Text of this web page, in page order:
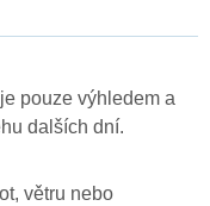
pouze výhledem a
dalších dní.
větru nebo